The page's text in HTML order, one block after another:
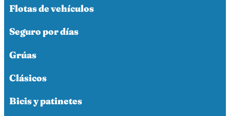
Flotas de vehículos
Seguro por días
Grúas
Clásicos
Bicis y patinetes